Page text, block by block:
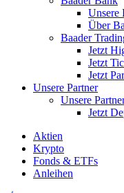
Unsere
Über
Baader
Jetzt
Jetzt
Jetzt
Unsere Partner
Unsere
Jetzt
Aktien
Krypto
Fonds & ETFs
Anleihen